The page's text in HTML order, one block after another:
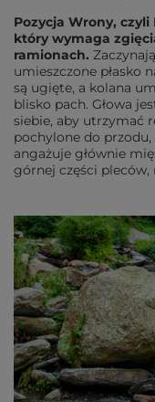
Pozycja Wrony,
który wymaga
ramionach.
umieszczone płasko
są ugięte, a kolana
blisko pach. Głowa
siebie, aby utrzymać
pochylone do przodu,
angażuje głównie
górnej części pleców,